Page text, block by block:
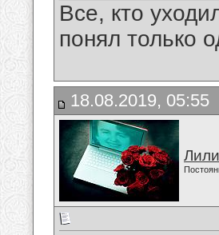
Все, кто
понял только
18.08.2019, 05:55